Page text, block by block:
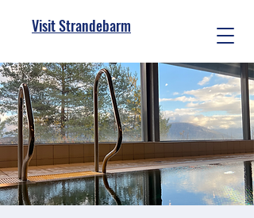
Visit Strandebarm